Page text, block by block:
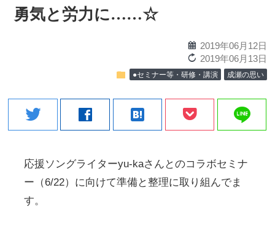
勇気と労力に……☆
calendar 2019年06月12日
reload 2019年06月13日
folder ●セミナー等・研修・講演 成瀬の思い
twitter facebook hatenabookmark line
応援ソングライターyu-kaさんとのコラボセミナ
ー（6/22）に向けて準備と整理に取り組んでま
す。